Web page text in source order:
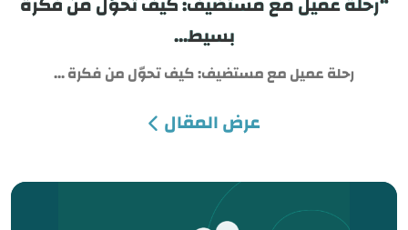
بسيط...
رحلة عميل مع مستضيف: كيف تحوّل من فكرة ...
عرض المقال